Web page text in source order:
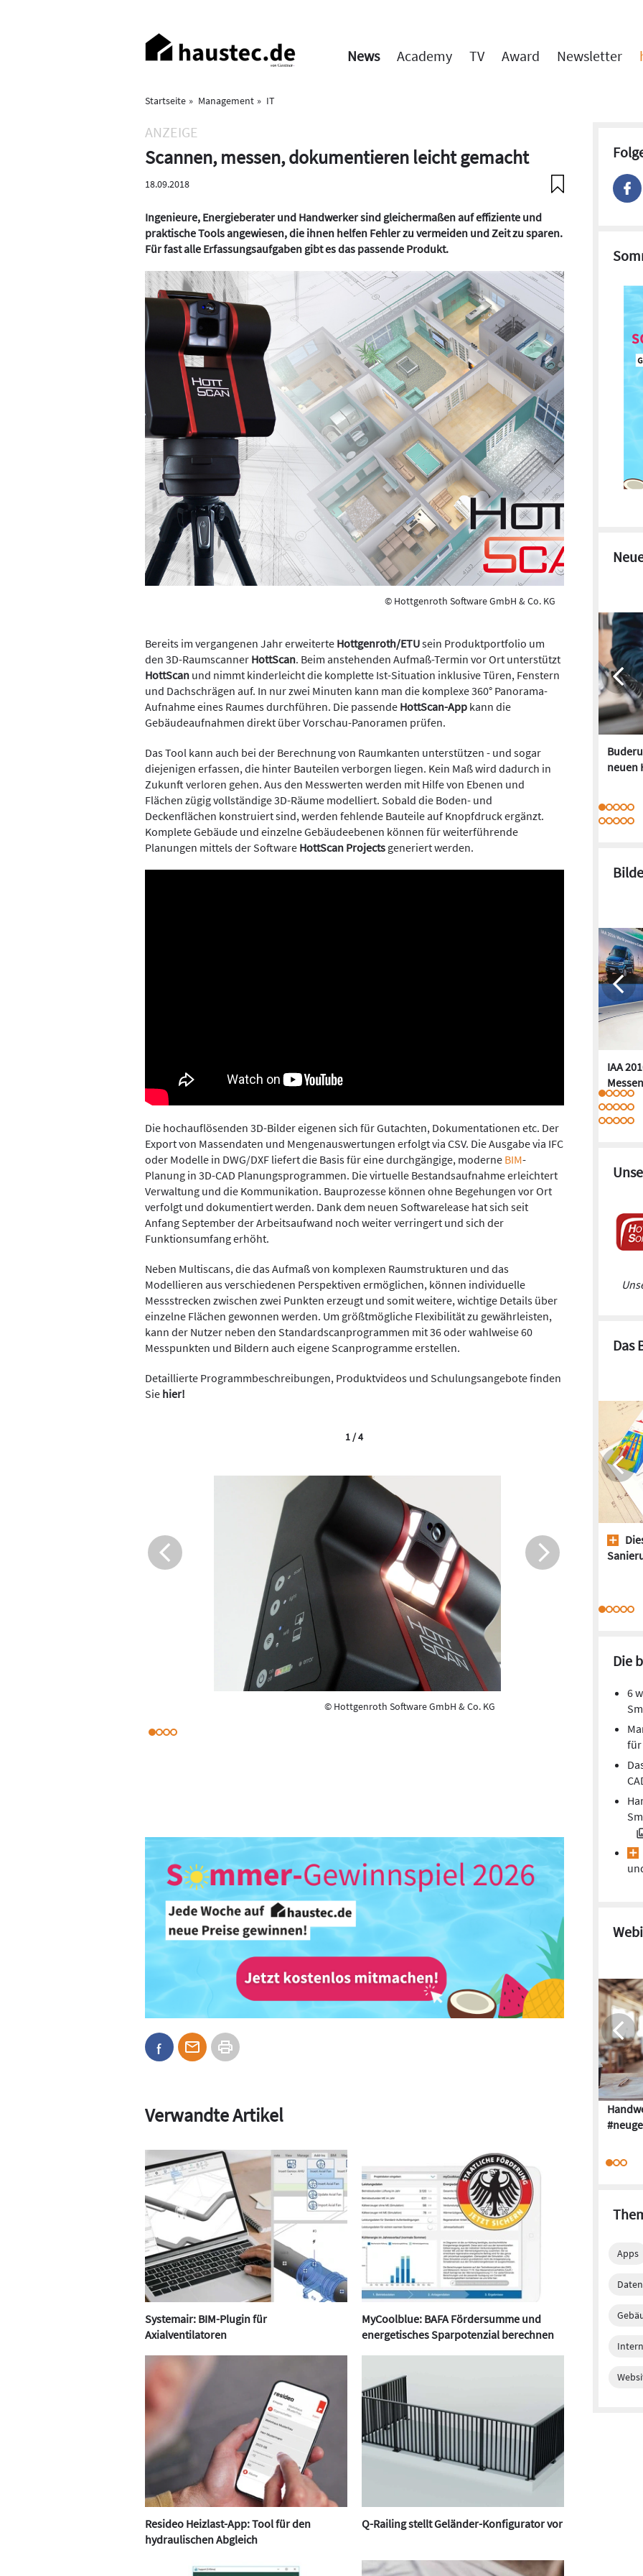
Haupt-
Navigation
News Academy TV Award Newsletter
Startseite Management IT
ANZEIGE
Scannen, messen, dokumentieren leicht gemacht
18.09.2018
Ingenieure, Energieberater und Handwerker sind gleichermaßen auf effiziente und
praktische Tools angewiesen, die ihnen helfen Fehler zu vermeiden und Zeit zu sparen.
Für fast alle Erfassungsaufgaben gibt es das passende Produkt.
© Hottgenroth Software GmbH & Co. KG
Bereits im vergangenen Jahr erweiterte Hottgenroth/ETUsein Produktportfolio um
den 3D-Raumscanner HottScan. Beim anstehenden Aufmaß-Termin vor Ort unterstützt
HottScan und nimmt kinderleicht die komplette Ist-Situation inklusive Türen, Fenstern
und Dachschrägen auf. In nur zwei Minuten kann man die komplexe 360° Panorama-
Aufnahme eines Raumes durchführen. Die passende HottScan-App kann die
Gebäudeaufnahmen direkt über Vorschau-Panoramen prüfen.
Das Tool kann auch bei der Berechnung von Raumkanten unterstützen - und sogar
diejenigen erfassen, die hinter Bauteilen verborgen liegen. Kein Maß wird dadurch in
Zukunft verloren gehen. Aus den Messwerten werden mit Hilfe von Ebenen und
Flächen zügig vollständige 3D-Räume modelliert. Sobald die Boden- und
Deckenflächen konstruiert sind, werden fehlende Bauteile auf Knopfdruck ergänzt.
Komplete Gebäude und einzelne Gebäudeebenen können für weiterführende
Planungen mittels der Software HottScan Projects generiert werden.
Die hochauflösenden 3D-Bilder eigenen sich für Gutachten, Dokumentationen etc. Der
Export von Massendaten und Mengenauswertungen erfolgt via CSV. Die Ausgabe via IFC
oder Modelle in DWG/DXF liefert die Basis für eine durchgängige, moderne BIM-
Planung in 3D-CAD Planungsprogrammen. Die virtuelle Bestandsaufnahme erleichtert
Verwaltung und die Kommunikation. Bauprozesse können ohne Begehungen vor Ort
verfolgt und dokumentiert werden. Dank dem neuen Softwarelease hat sich seit
Anfang September der Arbeitsaufwand noch weiter verringert und sich der
Funktionsumfang erhöht.
Neben Multiscans, die das Aufmaß von komplexen Raumstrukturen und das
Modellieren aus verschiedenen Perspektiven ermöglichen, können individuelle
Messstrecken zwischen zwei Punkten erzeugt und somit weitere, wichtige Details über
einzelne Flächen gewonnen werden. Um größtmögliche Flexibilität zu gewährleisten,
kann der Nutzer neben den Standardscanprogrammen mit 36 oder wahlweise 60
Messpunkten und Bildern auch eigene Scanprogramme erstellen.
Detaillierte Programmbeschreibungen, Produktvideos und Schulungsangebote finden
Sie hier!
© Hottgenroth Software GmbH & Co. KG
1 / 4
Verwandte Artikel
Systemair: BIM-Plugin für
Axialventilatoren
MyCoolblue: BAFA Fördersumme und
energetisches Sparpotenzial berechnen
Resideo Heizlast-App: Tool für den
hydraulischen Abgleich
Q-Railing stellt Geländer-Konfigurator vor
neuen
IAA
Das
Die
6
für
Apps